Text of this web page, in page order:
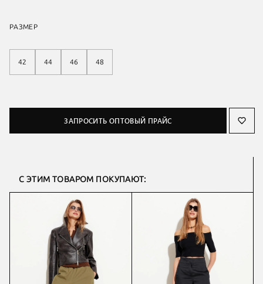
РАЗМЕР
42 44 46 48
ЗАПРОСИТЬ ОПТОВЫЙ ПРАЙС
С ЭТИМ ТОВАРОМ ПОКУПАЮТ: